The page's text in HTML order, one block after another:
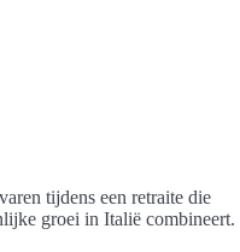
tijdens een retraite die
groei in Italië combineert.